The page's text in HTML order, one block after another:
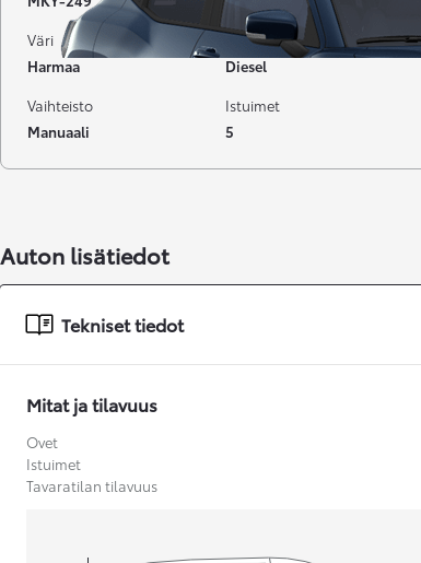
Alkaen
tai kuukausierä
Väri
Harmaa
Käyttövoima
Diesel
Vaihteisto
Manuaali
Istuimet
5
Auton lisätiedot
Tekniset tiedot
Mitat ja tilavuus
Ovet
Istuimet
Tavaratilan tilavuus